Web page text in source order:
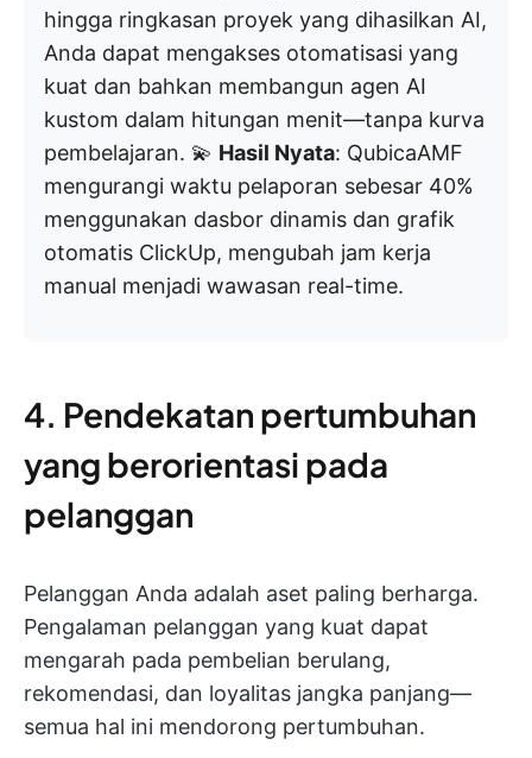
hingga ringkasan proyek yang dihasilkan AI,
Anda dapat mengakses otomatisasi yang
kuat dan bahkan membangun agen AI
kustom dalam hitungan menit—tanpa kurva
pembelajaran. 💫 Hasil Nyata: QubicaAMF
mengurangi waktu pelaporan sebesar 40%
menggunakan dasbor dinamis dan grafik
otomatis ClickUp, mengubah jam kerja
manual menjadi wawasan real-time.
4. Pendekatan pertumbuhan
yang berorientasi pada
pelanggan
Pelanggan Anda adalah aset paling berharga.
Pengalaman pelanggan yang kuat dapat
mengarah pada pembelian berulang,
rekomendasi, dan loyalitas jangka panjang—
semua hal ini mendorong pertumbuhan.